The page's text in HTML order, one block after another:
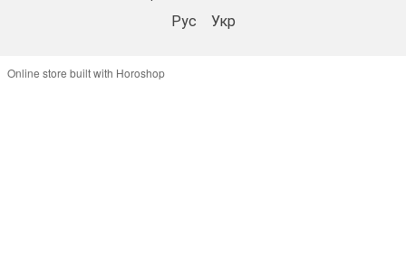
Рус Укр
Online store built with Horoshop